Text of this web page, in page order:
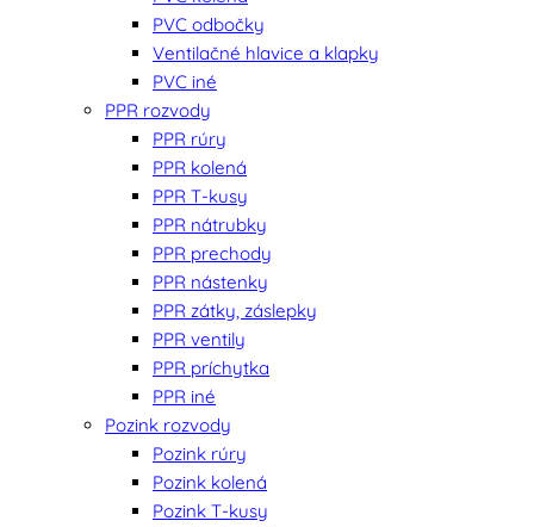
PVC odbočky
Ventilačné hlavice a klapky
PVC iné
PPR rozvody
PPR rúry
PPR kolená
PPR T-kusy
PPR nátrubky
PPR prechody
PPR nástenky
PPR zátky, záslepky
PPR ventily
PPR príchytka
PPR iné
Pozink rozvody
Pozink rúry
Pozink kolená
Pozink T-kusy